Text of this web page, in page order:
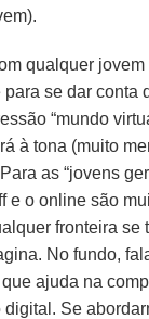
qualquer jovem
se dar conta
“mundo
à tona (muito
as “jovens
e o online são
fronteira se
No fundo,
ajuda na
Se